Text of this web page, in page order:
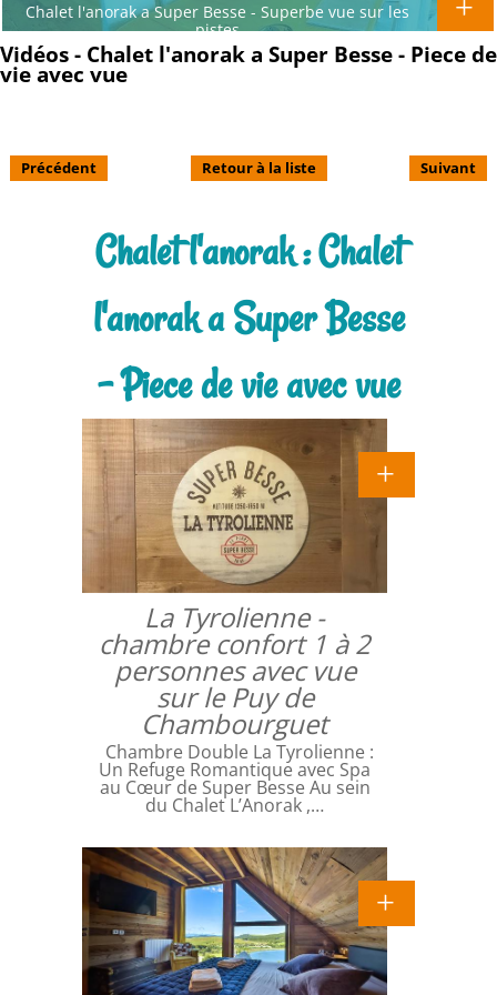
Chalet l'anorak a Super Besse - Superbe vue sur les
pistes
Vidéos - Chalet l'anorak a Super Besse - Piece de
vie avec vue
Précédent Retour à la liste Suivant
Chalet l'anorak : Chalet
l'anorak a Super Besse
- Piece de vie avec vue
La Tyrolienne -
chambre confort 1 à 2
personnes avec vue
sur le Puy de
Chambourguet
Chambre Double La Tyrolienne :
Un Refuge Romantique avec Spa
au Cœur de Super Besse Au sein
du Chalet L’Anorak ,…